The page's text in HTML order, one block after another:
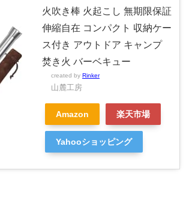
火吹き棒 火起こし 無期限保証
伸縮自在 コンパクト 収納ケー
ス付き アウトドア キャンプ
焚き火 バーベキュー
created by Rinker
山麓工房
Amazon 楽天市場
Yahooショッピング